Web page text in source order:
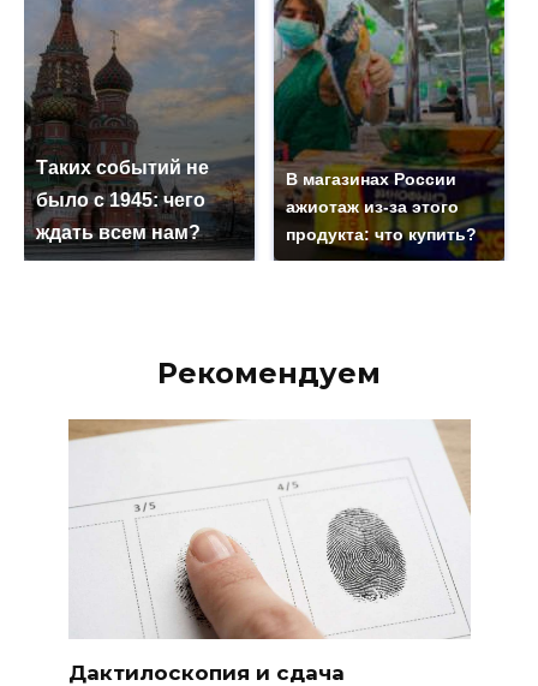
Таких событий не
было с 1945: чего
ждать всем нам?
В магазинах России
ажиотаж из-за этого
продукта: что купить?
Рекомендуем
Дактилоскопия и сдача